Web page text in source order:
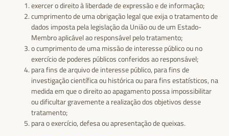
exercer o direito à liberdade de expressão e de informação;
cumprimento de uma obrigação legal que exija o tratamento de
dados imposta pela legislação da União ou de um Estado-
Membro aplicável ao responsável pelo tratamento;
o cumprimento de uma missão de interesse público ou no
exercício de poderes públicos conferidos ao responsável;
para fins de arquivo de interesse público, para fins de
investigação científica ou histórica ou para fins estatísticos, na
medida em que o direito ao apagamento possa impossibilitar
ou dificultar gravemente a realização dos objetivos desse
tratamento;
para o exercício, defesa ou apresentação de queixas.